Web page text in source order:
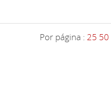
Por página : 25 50